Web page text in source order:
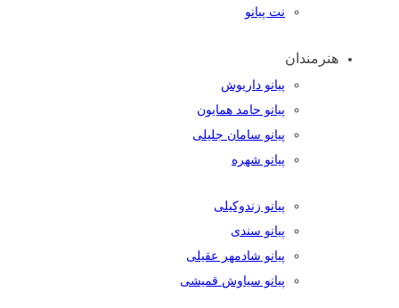
نت پیانو
هنرمندان
پیانو داریوش
پیانو حامد همایون
پیانو سامان جلیلی
پیانو شهره
پیانو زندوکیلی
پیانو سندی
پیانو شادمهر عقیلی
پیانو سیاوش قمیشی